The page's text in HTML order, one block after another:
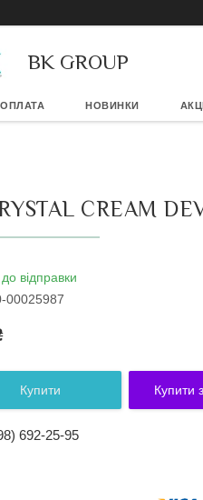
BK GROUP
НОВИНКИ
CREAM
відправки
00025987
Купити Купити з
692-25-95